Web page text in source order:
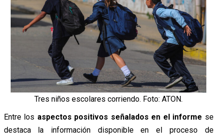
Tres niños escolares corriendo. Foto: ATON.
Entre los aspectos positivos señalados en el informe se
destaca la información disponible en el proceso de